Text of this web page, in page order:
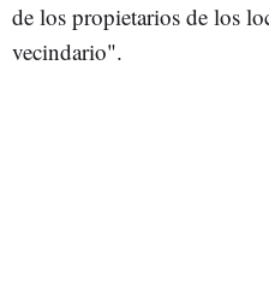
de los propietarios de los
vecindario".